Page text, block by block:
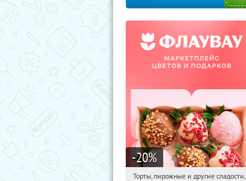
-20%
07:59:05 Получили:
Торты, пирожные и другие сладости,